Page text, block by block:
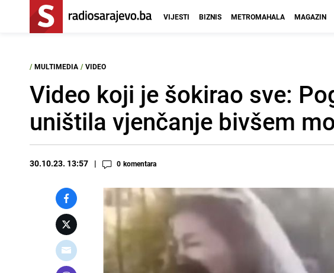
VIJESTI BIZNIS METROMAHALA MAGAZIN
/ MULTIMEDIA / VIDEO
Video koji je šokirao sve:
uništila vjenčanje bivšem
30.10.23. 13:57 0 komentara